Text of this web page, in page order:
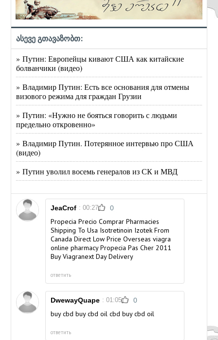
ასევე გთავაზობთ:
» Путин: Европейцы кивают США как китайские
болванчики (видео)
» Владимир Путин: Есть все основания для отмены
визового режима для граждан Грузии
» Путин: «Нужно не бояться говорить с людьми
предельно откровенно»
» Владимир Путин. Потерянное интервью про США
(видео)
» Путин уволил восемь генералов из СК и МВД
JeaCrof : 00:27 0
Propecia Precio Comprar Pharmacies
Shipping To Usa Isotretinoin Izotek From
Canada Direct Low Price Overseasviagra
online pharmacyPropecia Pas Cher 2011
Buy Viagranext Day Delivery
ответить
DwewayQuape : 01:05 0
buy cbdbuy cbd oilcbd buy cbd oil
ответить